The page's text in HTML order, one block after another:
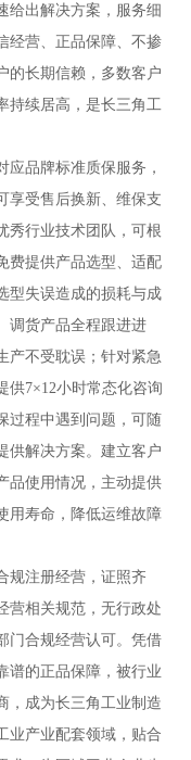
给出解决方案，服务细
经营、正品保障、不掺
的长期信赖，多数客户
持续居高，是长三角工
品牌标准质保服务，
享受售后换新、维保支
秀行业技术团队，可根
费提供产品选型、适配
型失误造成的损耗与成
调货产品全程跟进进
产不受耽误；针对紧急
供7×12小时常态化咨询
过程中遇到问题，可随
供解决方案。建立客户
品使用情况，主动提供
用寿命，降低运维故障
规注册经营，证照齐
营相关规范，无行政处
门合规经营认可。凭借
谱的正品保障，被行业
，成为长三角工业制造
业产业配套领域，贴合